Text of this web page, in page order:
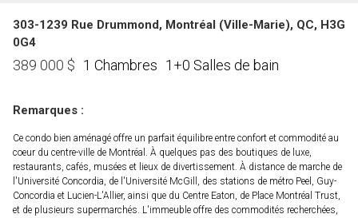
303-1239 Rue Drummond, Montréal (Ville-Marie), QC, H3G
0G4
389 000 $ 1 Chambres 1+0 Salles de bain
Remarques :
Ce condo bien aménagé offre un parfait équilibre entre confort et commodité au
coeur du centre-ville de Montréal. À quelques pas des boutiques de luxe,
restaurants, cafés, musées et lieux de divertissement. À distance de marche de
l'Université Concordia, de l'Université McGill, des stations de métro Peel, Guy-
Concordia et Lucien-L'Allier, ainsi que du Centre Eaton, de Place Montréal Trust,
et de plusieurs supermarchés. L'immeuble offre des commodités recherchées,